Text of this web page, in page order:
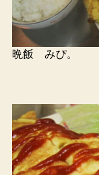
晩飯 みぴ。